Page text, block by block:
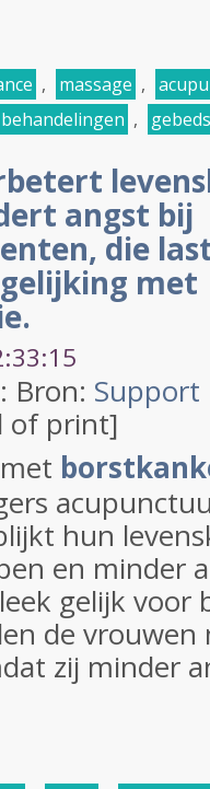
, massage ,
,
angst bij
die
met
Bron: Support
of print]
hun
en minder
gelijk voor
de vrouwen
zij minder